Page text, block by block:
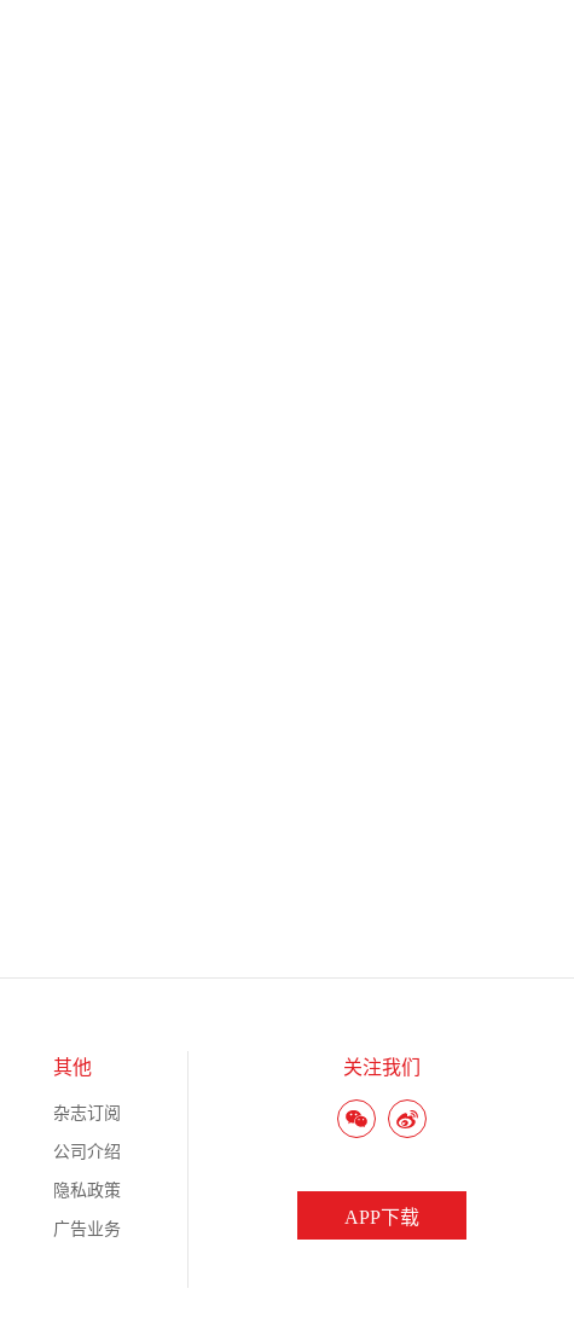
其他
杂志订阅
公司介绍
隐私政策
广告业务
关注我们
APP下载